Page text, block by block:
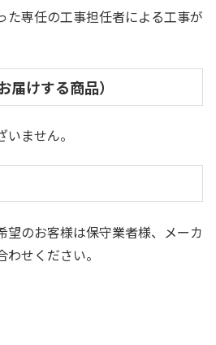
た専任の工事担任者による工事が
届けする商品）
ません。
望のお客様は保守業者様、メーカ
せください。